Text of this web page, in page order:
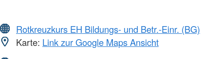
Rotkreuzkurs EH Bildungs- und Betr.-Einr. (BG)
Karte: Link zur Google Maps Ansicht